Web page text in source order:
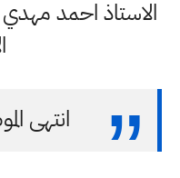
الاستاذ احمد
انتهى